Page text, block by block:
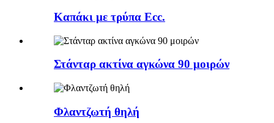
Καπάκι με τρύπα Ecc.
Στάνταρ ακτίνα αγκώνα 90 μοιρών
Φλαντζωτή θηλή